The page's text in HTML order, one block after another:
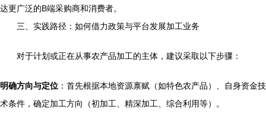
达更广泛的B端采购商和消费者。
三、实践路径：如何借力政策与平台发展加工业务
对于计划或正在从事农产品加工的主体，建议采取以下步骤：
明确方向与定位 ：首先根据本地资源禀赋（如特色农产品）、自身资金技
术条件，确定加工方向（初加工、精深加工、综合利用等）。